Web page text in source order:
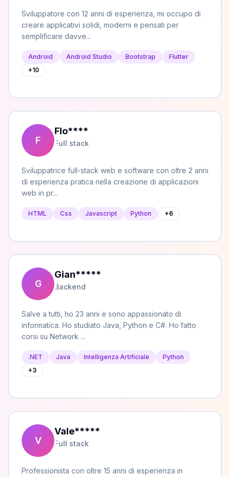
Sviluppatore con 12 anni di esperienza, mi occupo di
creare applicativi solidi, moderni e pensati per
semplificare davve...
Android Android Studio Bootstrap
Flutter
+10
F
Flo****
Full stack
Sviluppatrice full-stack web e software con oltre 2 anni
di esperienza pratica nella creazione di applicazioni
web in pr...
HTML Css Javascript Python +6
G
Gian*****
Backend
Salve a tutti, ho 23 anni e sono appassionato di
informatica. Ho studiato Java, Python e C#. Ho fatto
corsi su Network ...
.NET Java Intelligenza Artificiale
Python
+3
V
Vale*****
Full stack
Professionista con oltre 15 anni di esperienza in